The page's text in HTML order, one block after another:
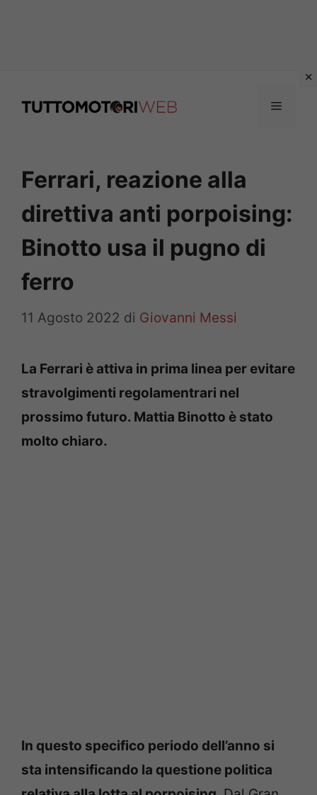
Menu
Ferrari, reazione alla
direttiva anti porpoising:
Binotto usa il pugno di
ferro
11 Agosto 2022 di Giovanni Messi
La Ferrari è attiva in prima linea per evitare
stravolgimenti regolamentrari nel
prossimo futuro. Mattia Binotto è stato
molto chiaro.
In questo specifico periodo dell’anno si
sta intensificando la questione politica